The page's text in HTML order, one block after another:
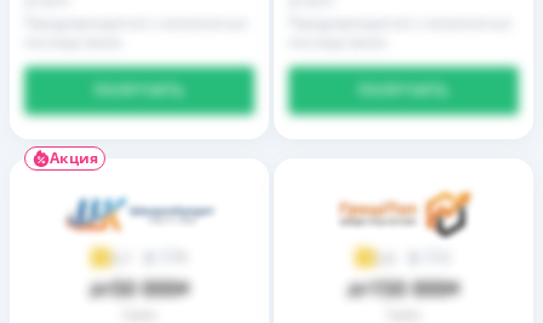
Акция
3,7
до50 000₴
3,9
до150 000₴